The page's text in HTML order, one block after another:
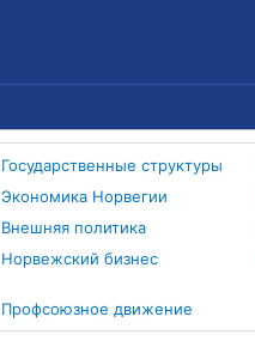
Государственные структуры
Экономика Норвегии
Внешняя политика
Норвежский бизнес
Профсоюзное движение